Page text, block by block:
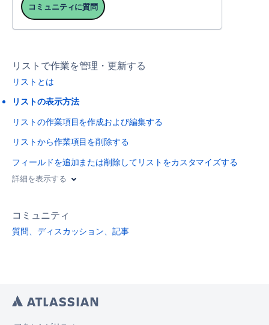
コミュニティに質問
リストで作業を管理・更新する
リストとは
リストの表示方法
リストの作業項目を作成および編集する
リストから作業項目を削除する
フィールドを追加または削除してリストをカスタマイズする
詳細を表示する
コミュニティ
質問、ディスカッション、記事